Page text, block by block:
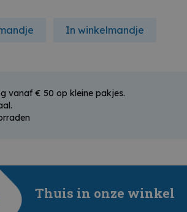
In winkelmandje
vanaf € 50 op kleine pakjes.
Thuis in onze winkel